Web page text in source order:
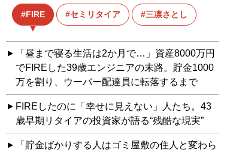
FIRE セミリタイア 三凛さとし
「昼まで寝る生活は2か月で…」資産8000万円
でFIREした39歳エンジニアの末路。貯金1000
万を割り、ウーバー配達員に転落するまで
FIREしたのに「幸せに見えない」人たち。43
歳早期リタイアの投資家が語る“残酷な現実”
「貯金ばかりする人はゴミ屋敷の住人と変わら